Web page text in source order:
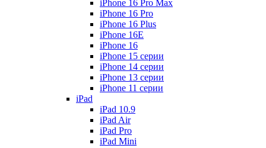
iPhone 16 Pro Max
iPhone 16 Pro
iPhone 16 Plus
iPhone 16E
iPhone 16
iPhone 15 серии
iPhone 14 серии
iPhone 13 серии
iPhone 11 серии
iPad
iPad 10.9
iPad Air
iPad Pro
iPad Mini